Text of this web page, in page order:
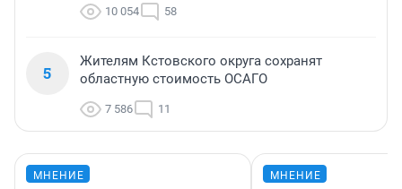
10 054 58
5
Жителям Кстовского округа сохранят
областную стоимость ОСАГО
7 586 11
МНЕНИЕ МНЕНИЕ